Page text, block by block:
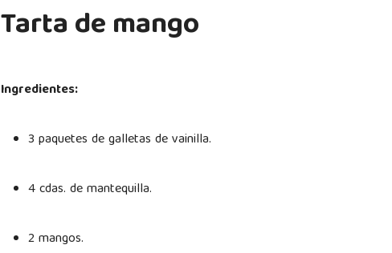
Tarta de mango
Ingredientes:
3 paquetes de galletas de vainilla.
4 cdas. de mantequilla.
2 mangos.